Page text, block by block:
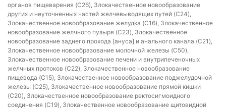
органов пищеварения (C26), Злокачественное новообразование
других и неуточненных частей желчевыводящих путей (C24),
Злокачественное новообразование желудка (C16), Злокачественное
новообразование желчного пузыря (C23), Злокачественное
новообразование заднего прохода [ануса] и анального канала (C21),
Злокачественное новообразование молочной железы (C50),
Злокачественное новообразование печени и внутрипеченочных
желчных протоков (C22), Злокачественное новообразование
пищевода (C15), Злокачественное новообразование поджелудочной
железы (C25), Злокачественное новообразование прямой кишки
(C20), Злокачественное новообразование ректосигмоидного
соединения (C19), Злокачественное новообразование щитовидной